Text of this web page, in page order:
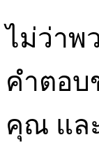
ไม่ว่าพ
คำตอบ
คุณ แล